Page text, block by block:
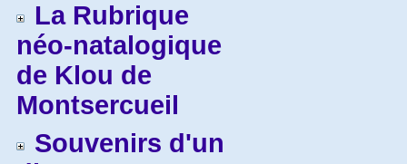
La Rubrique
néo-natalogique
de Klou de
Montsercueil
Souvenirs d'un